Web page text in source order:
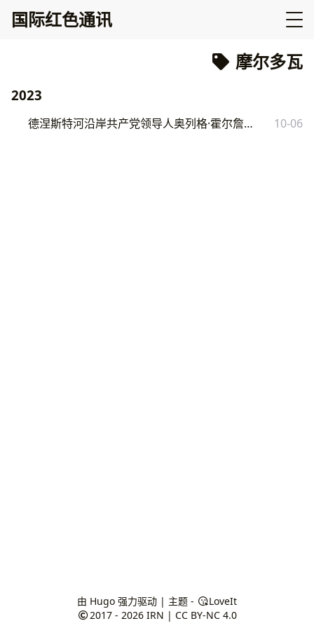
国际红色通讯
摩尔多瓦
2023
德涅斯特河沿岸共产党领导人奥列格·霍尔詹遇害 10-06
由 Hugo强力驱动 | 主题 -
LoveIt
2017 - 2026 IRN | CC BY-NC 4.0